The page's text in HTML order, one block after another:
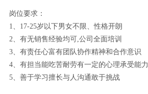
岗位要求：
1、17-25岁以下男女不限、性格开朗
2、有无销售经验均可,公司全面培训
3、有责任心富有团队协作精神和合作意识
4、有担当能吃苦耐劳有一定的心理承受能力
5、善于学习擅长与人沟通敢于挑战